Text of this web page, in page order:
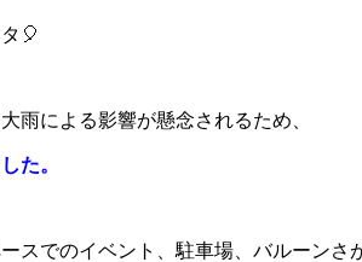
🎈
雨による影響が懸念されるため、
た。
スでのイベント、駐車場、バルーンさ